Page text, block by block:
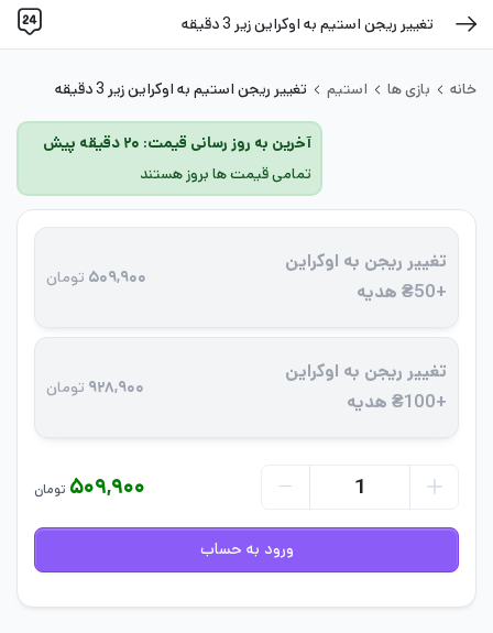
تغییر ریجن استیم به اوکراین زیر 3 دقیقه
خانه بازی ها استیم تغییر ریجن استیم به اوکراین زیر 3 دقیقه
آخرین به روز رسانی قیمت: ۲۰ دقیقه پیش
تمامی قیمت ها بروز هستند
تغییر ریجن به اوکراین
+50₴ هدیه
۵۰۹,۹۰۰ تومان
تغییر ریجن به اوکراین
+100₴ هدیه
۹۲۸,۹۰۰ تومان
۵۰۹,۹۰۰ تومان
ورود به حساب